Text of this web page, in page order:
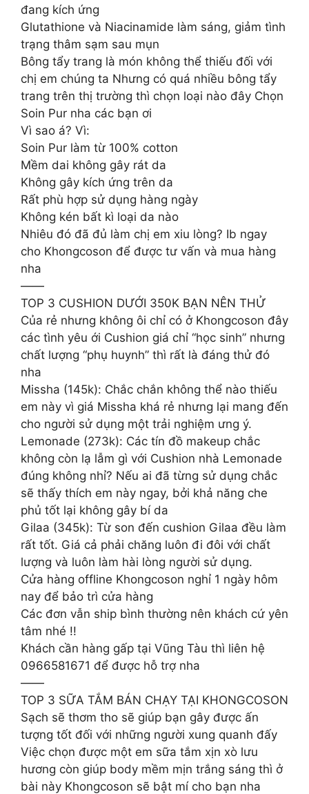
đang kích ứng
Glutathione và Niacinamide làm sáng, giảm tình
trạng thâm sạm sau mụn
Bông tẩy trang là món không thể thiếu đối với
chị em chúng ta Nhưng có quá nhiều bông tẩy
trang trên thị trường thì chọn loại nào đây Chọn
Soin Pur nha các bạn ơi
Vì sao á? Vì:
Soin Pur làm từ 100% cotton
Mềm dai không gây rát da
Không gây kích ứng trên da
Rất phù hợp sử dụng hàng ngày
Không kén bất kì loại da nào
Nhiêu đó đã đủ làm chị em xiu lòng? Ib ngay
cho Khongcoson để được tư vấn và mua hàng
nha
——
TOP 3 CUSHION DƯỚI 350K BẠN NÊN THỬ
Của rẻ nhưng không ôi chỉ có ở Khongcoson đây
các tình yêu ới Cushion giá chỉ “học sinh” nhưng
chất lượng “phụ huynh” thì rất là đáng thử đó
nha
Missha (145k): Chắc chắn không thể nào thiếu
em này vì giá Missha khá rẻ nhưng lại mang đến
cho người sử dụng một trải nghiệm ưng ý.
Lemonade (273k): Các tín đồ makeup chắc
không còn lạ lẫm gì với Cushion nhà Lemonade
đúng không nhỉ? Nếu ai đã từng sử dụng chắc
sẽ thấy thích em này ngay, bởi khả năng che
phủ tốt lại không gây bí da
Gilaa (345k): Từ son đến cushion Gilaa đều làm
rất tốt. Giá cả phải chăng luôn đi đôi với chất
lượng và luôn làm hài lòng người sử dụng.
Cửa hàng offline Khongcoson nghỉ 1 ngày hôm
nay để bảo trì cửa hàng
Các đơn vẫn ship bình thường nên khách cứ yên
tâm nhé !!
Khách cần hàng gấp tại Vũng Tàu thì liên hệ
0966581671 để được hỗ trợ nha
——
TOP 3 SỮA TẮM BÁN CHẠY TẠI KHONGCOSON
Sạch sẽ thơm tho sẽ giúp bạn gây được ấn
tượng tốt đối với những người xung quanh đấy
Việc chọn được một em sữa tắm xịn xò lưu
hương còn giúp body mềm mịn trắng sáng thì ở
bài này Khongcoson sẽ bật mí cho bạn nha